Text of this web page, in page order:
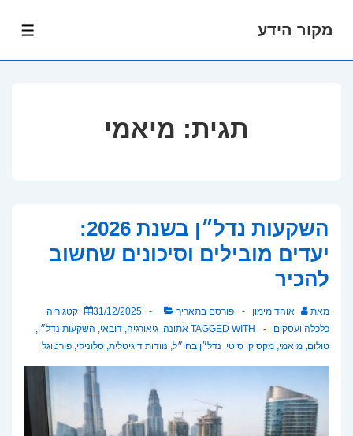
מקור הידע
תגית: מיאמי
השקעות נדל״ן בשנת 2026:
יעדים מובילים וסיכונים שחשוב
להכיר
מאת אוהד מימון פורסם בתאריך 31/12/2025
קטגוריה
כלכלה ועסקים
TAGGED WITH אתונה, גיאורגיה, דובאי, השקעות נדל״ן,
טולום, מיאמי, מקסיקו סיטי, נדל״ן בחו״ל, נוודות דיגיטלית, סלוניקי, פורטוגל